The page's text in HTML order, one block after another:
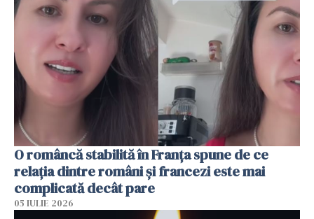
O româncă stabilită în Franța spune de ce
relația dintre români și francezi este mai
complicată decât pare
05 IULIE 2026